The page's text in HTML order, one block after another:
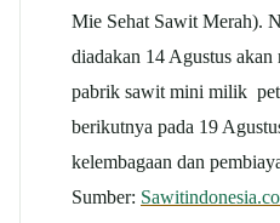
Mie Sehat Sawit Merah).
diadakan 14 Agustus akan
pabrik sawit mini milik
berikutnya pada 19
kelembagaan dan
Sumber: